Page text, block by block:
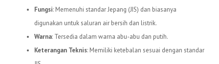
Fungsi: Memenuhi standar Jepang (JIS) dan biasanya
digunakan untuk saluran air bersih dan listrik.
Warna: Tersedia dalam warna abu-abu dan putih.
Keterangan Teknis: Memiliki ketebalan sesuai dengan standar